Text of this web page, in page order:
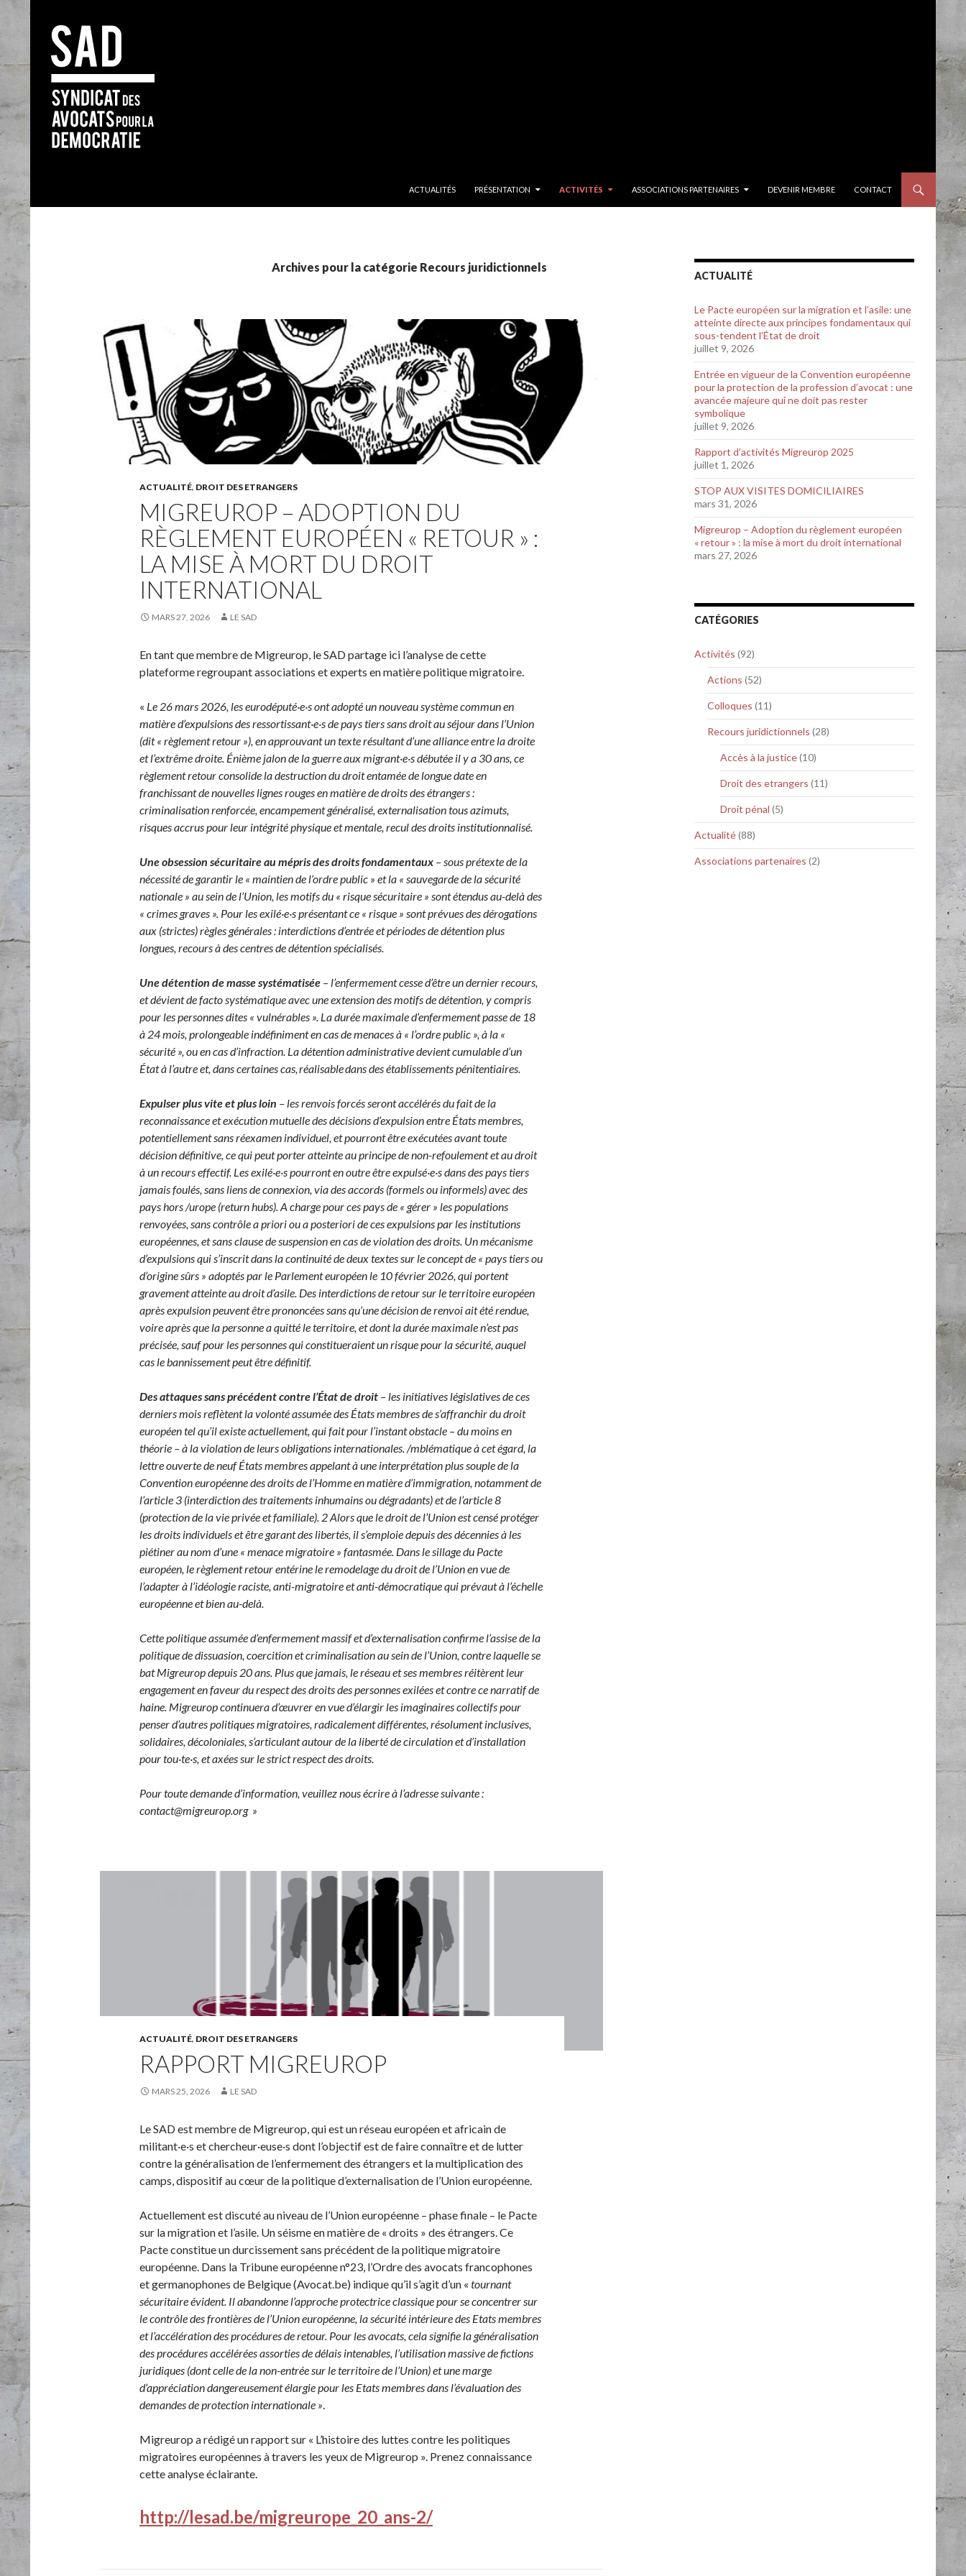
ACTUALITÉS
PRÉSENTATION ACTIVITÉS ASSOCIATIONS PARTENAIRES DEVENIR MEMBRE CONTACT
Archives pour la catégorie Recours juridictionnels
ACTUALITÉ, DROIT DES ETRANGERS
MIGREUROP – ADOPTION DU
RÈGLEMENT EUROPÉEN « RETOUR » :
LA MISE À MORT DU DROIT
INTERNATIONAL
MARS 27, 2026 LE SAD
En tant que membre de Migreurop, le SAD partage ici l’analyse de cette
plateforme regroupant associations et experts en matière politique migratoire.
« Le 26 mars 2026, les eurodéputé·e·s ont adopté un nouveau système commun en
matière d’expulsions des ressortissant·e·s de pays tiers sans droit au séjour dans l’Union
(dit « règlement retour »), en approuvant un texte résultant d’une alliance entre la droite
et l’extrême droite. Énième jalon de la guerre aux migrant·e·s débutée il y a 30 ans, ce
règlement retour consolide la destruction du droit entamée de longue date en
franchissant de nouvelles lignes rouges en matière de droits des étrangers :
criminalisation renforcée, encampement généralisé, externalisation tous azimuts,
risques accrus pour leur intégrité physique et mentale, recul des droits institutionnalisé.
Une obsession sécuritaire au mépris des droits fondamentaux – sous prétexte de la
nécessité de garantir le « maintien de l’ordre public » et la « sauvegarde de la sécurité
nationale » au sein de l’Union, les motifs du « risque sécuritaire » sont étendus au-delà des
« crimes graves ». Pour les exilé·e·s présentant ce « risque » sont prévues des dérogations
aux (strictes) règles générales : interdictions d’entrée et périodes de détention plus
longues, recours à des centres de détention spécialisés.
Une détention de masse systématisée – l’enfermement cesse d’être un dernier recours,
et dévient de facto systématique avec une extension des motifs de détention, y compris
pour les personnes dites « vulnérables ». La durée maximale d’enfermement passe de 18
à 24 mois, prolongeable indéfiniment en cas de menaces à « l’ordre public », à la «
sécurité », ou en cas d’infraction. La détention administrative devient cumulable d’un
État à l’autre et, dans certaines cas, réalisable dans des établissements pénitentiaires.
Expulser plus vite et plus loin – les renvois forcés seront accélérés du fait de la
reconnaissance et exécution mutuelle des décisions d’expulsion entre États membres,
potentiellement sans réexamen individuel, et pourront être exécutées avant toute
décision définitive, ce qui peut porter atteinte au principe de non-refoulement et au droit
à un recours effectif. Les exilé·e·s pourront en outre être expulsé·e·s dans des pays tiers
jamais foulés, sans liens de connexion, via des accords (formels ou informels) avec des
pays hors /urope (return hubs). A charge pour ces pays de « gérer » les populations
renvoyées, sans contrôle a priori ou a posteriori de ces expulsions par les institutions
européennes, et sans clause de suspension en cas de violation des droits. Un mécanisme
d’expulsions qui s’inscrit dans la continuité de deux textes sur le concept de « pays tiers ou
d’origine sûrs » adoptés par le Parlement européen le 10 février 2026, qui portent
gravement atteinte au droit d’asile. Des interdictions de retour sur le territoire européen
après expulsion peuvent être prononcées sans qu’une décision de renvoi ait été rendue,
voire après que la personne a quitté le territoire, et dont la durée maximale n’est pas
précisée, sauf pour les personnes qui constitueraient un risque pour la sécurité, auquel
cas le bannissement peut être définitif.
Des attaques sans précédent contre l’État de droit – les initiatives législatives de ces
derniers mois reflètent la volonté assumée des États membres de s’affranchir du droit
européen tel qu’il existe actuellement, qui fait pour l’instant obstacle – du moins en
théorie – à la violation de leurs obligations internationales. /mblématique à cet égard, la
lettre ouverte de neuf États membres appelant à une interprétation plus souple de la
Convention européenne des droits de l’Homme en matière d’immigration, notamment de
l’article 3 (interdiction des traitements inhumains ou dégradants) et de l’article 8
(protection de la vie privée et familiale). 2 Alors que le droit de l’Union est censé protéger
les droits individuels et être garant des libertés, il s’emploie depuis des décennies à les
piétiner au nom d’une « menace migratoire » fantasmée. Dans le sillage du Pacte
européen, le règlement retour entérine le remodelage du droit de l’Union en vue de
l’adapter à l’idéologie raciste, anti-migratoire et anti-démocratique qui prévaut à l’échelle
européenne et bien au-delà.
Cette politique assumée d’enfermement massif et d’externalisation confirme l’assise de la
politique de dissuasion, coercition et criminalisation au sein de l’Union, contre laquelle se
bat Migreurop depuis 20 ans. Plus que jamais, le réseau et ses membres réitèrent leur
engagement en faveur du respect des droits des personnes exilées et contre ce narratif de
haine. Migreurop continuera d’œuvrer en vue d’élargir les imaginaires collectifs pour
penser d’autres politiques migratoires, radicalement différentes, résolument inclusives,
solidaires, décoloniales, s’articulant autour de la liberté de circulation et d’installation
pour tou·te·s, et axées sur le strict respect des droits.
Pour toute demande d’information, veuillez nous écrire à l’adresse suivante :
contact@migreurop.org »
ACTUALITÉ, DROIT DES ETRANGERS
RAPPORT MIGREUROP
MARS 25, 2026 LE SAD
Le SAD est membre de Migreurop, qui est un réseau européen et africain de
militant·e·s et chercheur·euse·s dont l’objectif est de faire connaître et de lutter
contre la généralisation de l’enfermement des étrangers et la multiplication des
camps, dispositif au cœur de la politique d’externalisation de l’Union européenne.
Actuellement est discuté au niveau de l’Union européenne – phase finale – le Pacte
sur la migration et l’asile. Un séisme en matière de « droits » des étrangers. Ce
Pacte constitue un durcissement sans précédent de la politique migratoire
européenne. Dans la Tribune européenne n°23, l’Ordre des avocats francophones
et germanophones de Belgique (Avocat.be) indique qu’il s’agit d’un « tournant
sécuritaire évident. Il abandonne l’approche protectrice classique pour se concentrer sur
le contrôle des frontières de l’Union européenne, la sécurité intérieure des Etats membres
et l’accélération des procédures de retour. Pour les avocats, cela signifie la généralisation
des procédures accélérées assorties de délais intenables, l’utilisation massive de fictions
juridiques (dont celle de la non-entrée sur le territoire de l’Union) et une marge
d’appréciation dangereusement élargie pour les Etats membres dans l’évaluation des
demandes de protection internationale ».
Migreurop a rédigé un rapport sur « L’histoire des luttes contre les politiques
migratoires européennes à travers les yeux de Migreurop ». Prenez connaissance
cette analyse éclairante.
http://lesad.be/migreurope_20_ans-2/
ACTUALITÉ
Le Pacte européen sur la migration et l’asile: une
atteinte directe aux principes fondamentaux qui
sous-tendent l’État de droit
juillet 9, 2026
Entrée en vigueur de la Convention européenne
pour la protection de la profession d’avocat : une
avancée majeure qui ne doit pas rester
symbolique
juillet 9, 2026
Rapport d’activités Migreurop 2025
juillet 1, 2026
STOP AUX VISITES DOMICILIAIRES
mars 31, 2026
Migreurop – Adoption du règlement européen
« retour » : la mise à mort du droit international
mars 27, 2026
CATÉGORIES
Activités (92)
Actions (52)
Colloques (11)
Recours juridictionnels (28)
Accès à la justice(10)
Droit des etrangers (11)
Droit pénal (5)
Actualité(88)
Associations partenaires (2)